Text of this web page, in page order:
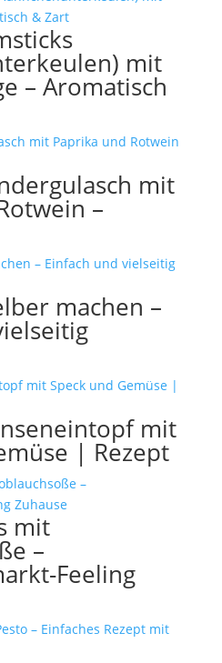
mit
– Aromatisch
mit
–
machen –
mit
| Rezept
mit
–
Feeling